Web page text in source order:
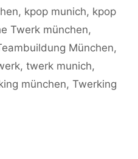
, kpop munich, kpop
Twerk münchen,
München,
, twerk munich,
münchen, Twerking